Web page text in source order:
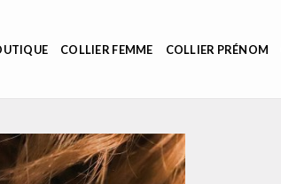
COLLIER FEMME COLLIER PRÉNOM